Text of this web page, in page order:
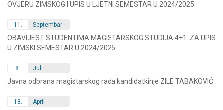
OVJERU ZIMSKOG I UPIS U LJETNI SEMESTAR U 2024/2025.
11. Septembar
OBAVIJEST STUDENTIMA MAGISTARSKOG STUDIJA 4+1 ZA UPIS
U ZIMSKI SEMESTAR U 2024/2025.
8. Juli
Javna odbrana magistarskog rada kandidatkinje ZILE TABAKOVIĆ
18. April